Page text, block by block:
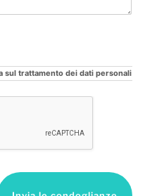
sul trattamento dei dati personali